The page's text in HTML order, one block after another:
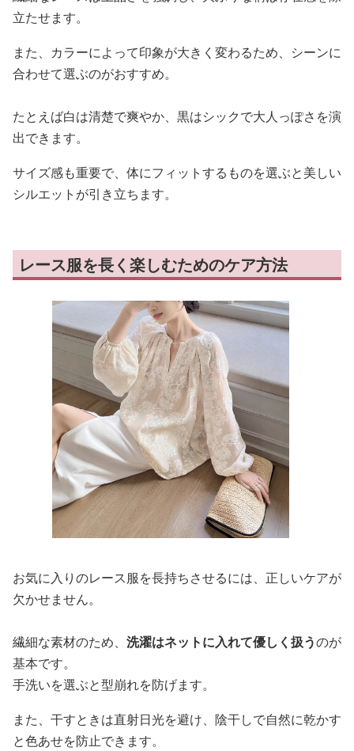
立たせます。
また、カラーによって印象が大きく変わるため、シーンに
合わせて選ぶのがおすすめ。
たとえば白は清楚で爽やか、黒はシックで大人っぽさを演
出できます。
サイズ感も重要で、体にフィットするものを選ぶと美しい
シルエットが引き立ちます。
レース服を長く楽しむためのケア方法
お気に入りのレース服を長持ちさせるには、正しいケアが
欠かせません。
繊細な素材のため、 洗濯はネットに入れて優しく扱うのが
基本です。
手洗いを選ぶと型崩れを防げます。
また、干すときは直射日光を避け、陰干しで自然に乾かす
と色あせを防止できます。